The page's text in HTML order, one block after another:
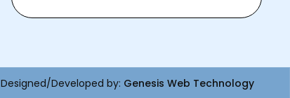
Designed/Developed by: Genesis Web Technology